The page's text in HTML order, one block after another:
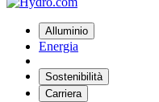
Alluminio
Energia
Sostenibilità
Carriera